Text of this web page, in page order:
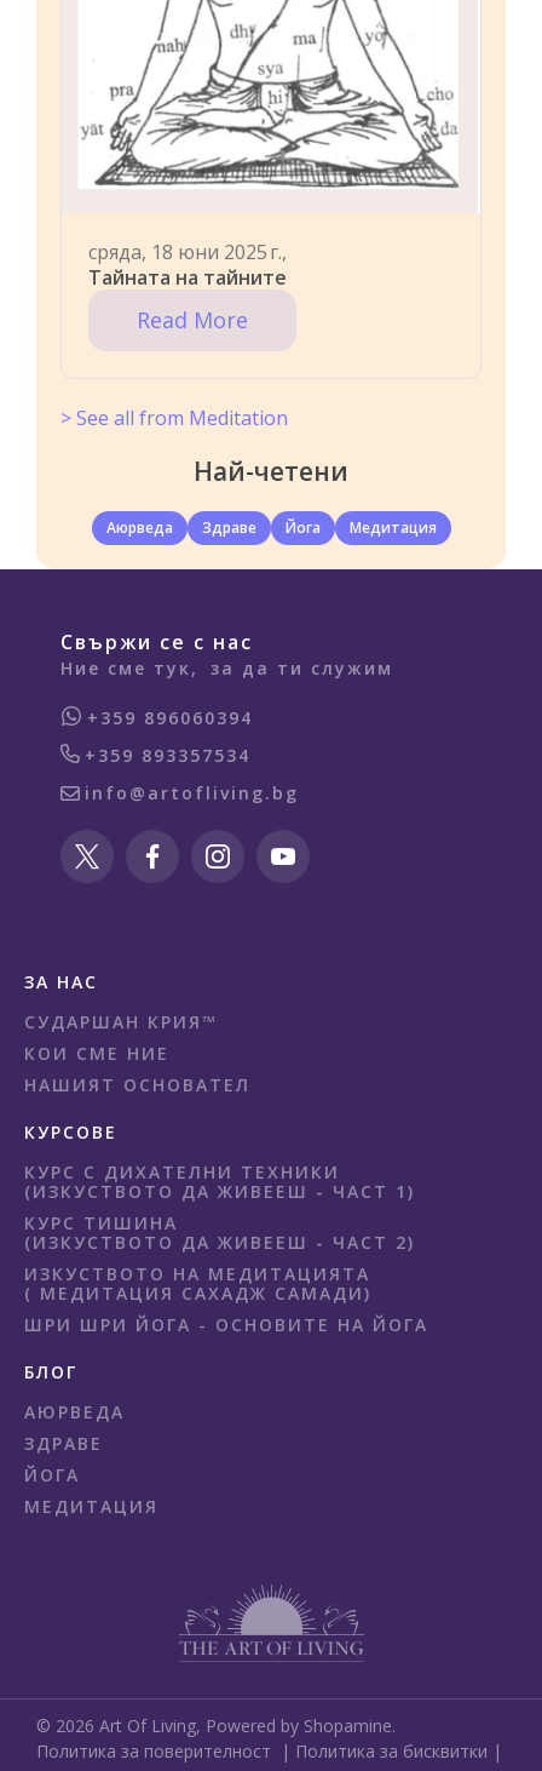
сряда, 18 юни 2025 г.,
Тайната на тайните
Read More
> See all from Meditation
Най-четени
Аюрведа Здраве Йога Медитация
Свържи се с нас
Ние сме тук, за да ти служим
+359 896060394
+359 893357534
info@artofliving.bg
ЗА НАС
СУДАРШАН КРИЯ™
КОИ СМЕ НИЕ
НАШИЯТ ОСНОВАТЕЛ
КУРСОВЕ
КУРС С ДИХАТЕЛНИ ТЕХНИКИ
(ИЗКУСТВОТО ДА ЖИВЕЕШ - ЧАСТ 1)
КУРС ТИШИНА
(ИЗКУСТВОТО ДА ЖИВЕЕШ - ЧАСТ 2)
ИЗКУСТВОТО НА МЕДИТАЦИЯТА
( МЕДИТАЦИЯ САХАДЖ САМАДИ)
ШРИ ШРИ ЙОГА - ОСНОВИТЕ НА ЙОГА
БЛОГ
АЮРВЕДА
ЗДРАВЕ
ЙОГА
МЕДИТАЦИЯ
© 2026 Art Of Living, Powered by Shopamine.
Политика за поверителност | Политика за бисквитки |